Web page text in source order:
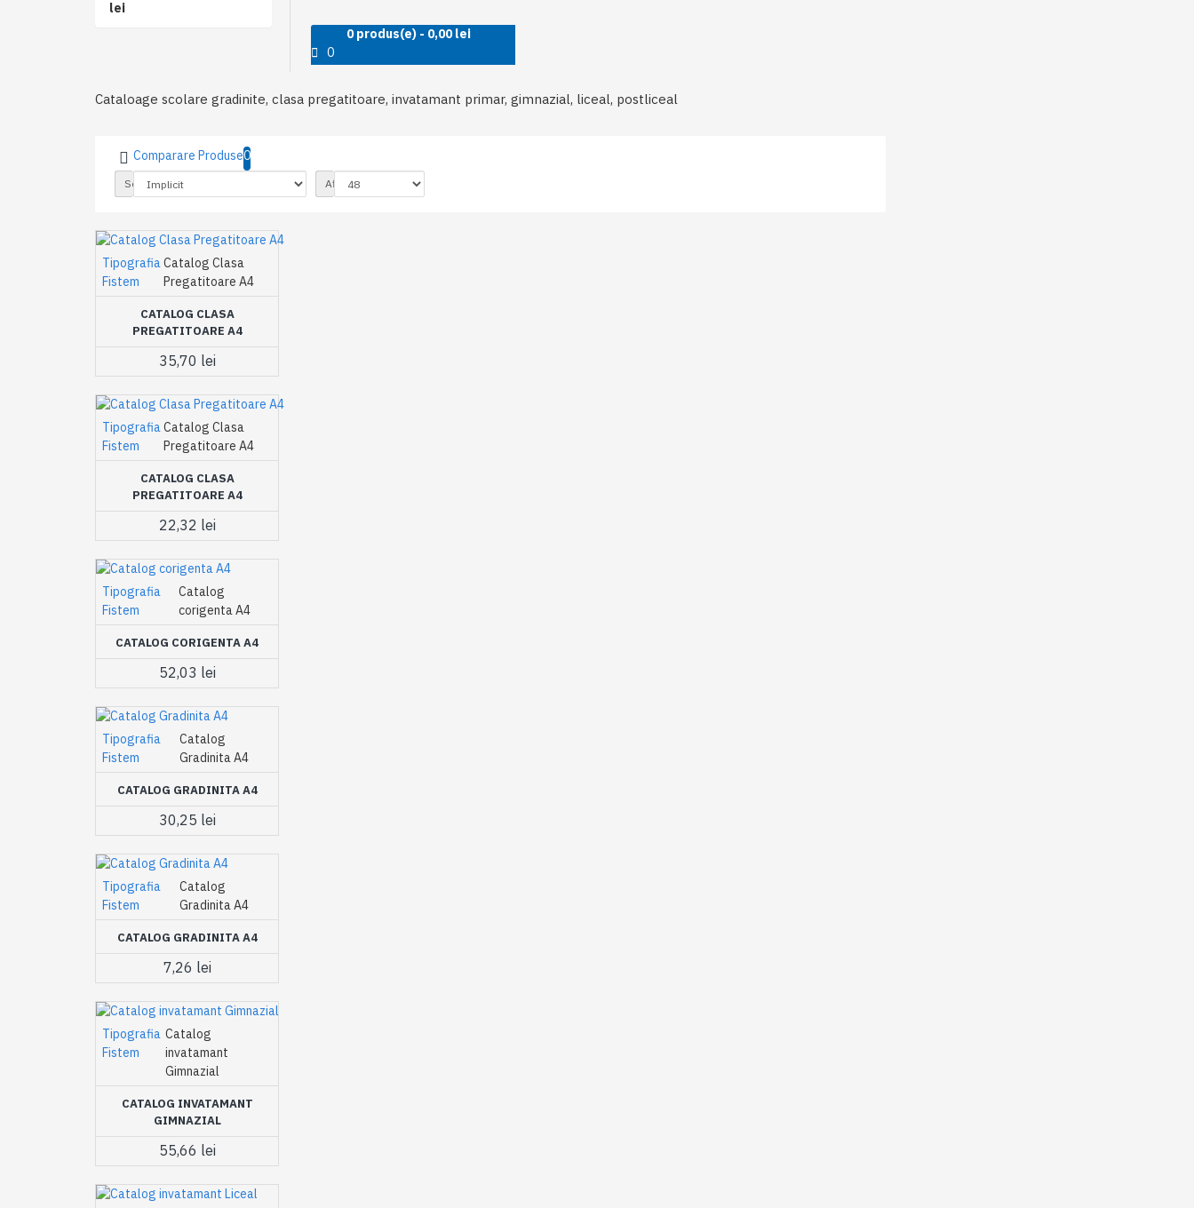
0 produs(e) - 0,00 lei
0
lei
Cataloage scolare gradinite, clasa pregatitoare, invatamant primar, gimnazial, liceal, postliceal
Comparare Produse0
Sortare Afisare
Tipografia
Fistem
Catalog Clasa
Pregatitoare A4
CATALOG CLASA
PREGATITOARE A4
35,70 lei
Tipografia
Fistem
Catalog Clasa
Pregatitoare A4
CATALOG CLASA
PREGATITOARE A4
22,32 lei
Tipografia
Fistem
Catalog
corigenta A4
CATALOG CORIGENTA A4
52,03 lei
Tipografia
Fistem
Catalog
Gradinita A4
CATALOG GRADINITA A4
30,25 lei
Tipografia
Fistem
Catalog
Gradinita A4
CATALOG GRADINITA A4
7,26 lei
Tipografia
Fistem
Catalog
invatamant
Gimnazial
CATALOG INVATAMANT
GIMNAZIAL
55,66 lei